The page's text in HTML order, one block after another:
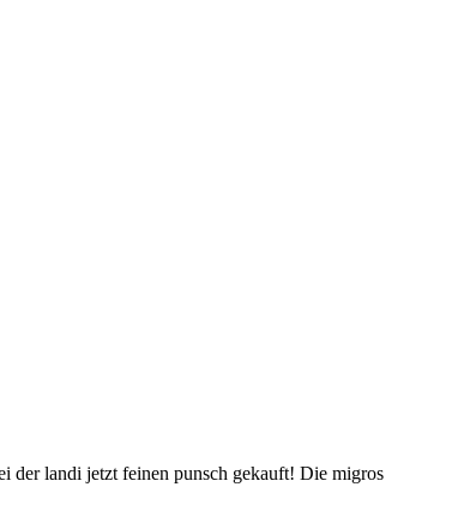
der landi jetzt feinen punsch gekauft! Die migros